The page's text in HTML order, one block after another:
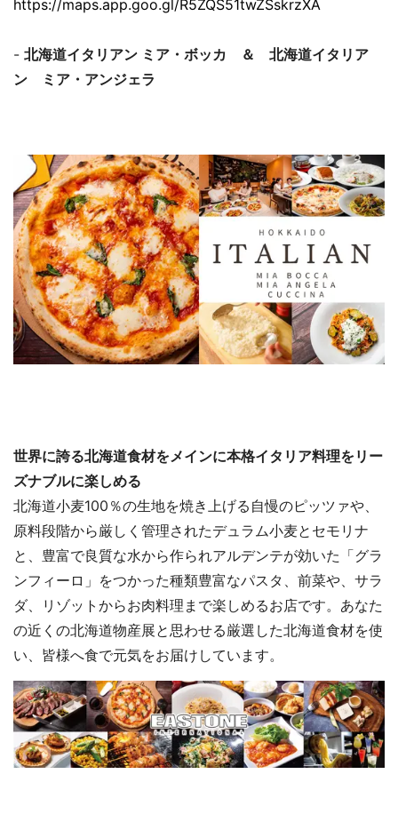
https://maps.app.goo.gl/R5ZQS51twZSskrzXA
- 北海道イタリアン ミア・ボッカ ＆ 北海道イタリア
ン ミア・アンジェラ
世界に誇る北海道食材をメインに本格イタリア料理をリー
ズナブルに楽しめる
北海道小麦100％の生地を焼き上げる自慢のピッツァや、
原料段階から厳しく管理されたデュラム小麦とセモリナ
と、豊富で良質な水から作られアルデンテが効いた「グラ
ンフィーロ」をつかった種類豊富なパスタ、前菜や、サラ
ダ、リゾットからお肉料理まで楽しめるお店です。あなた
の近くの北海道物産展と思わせる厳選した北海道食材を使
い、皆様へ食で元気をお届けしています。